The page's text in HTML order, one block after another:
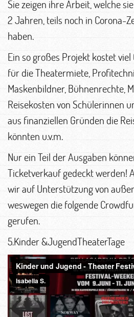
Sie zeigen ihre Arbeit, welche
2 Jahren, teils noch in Corona-
haben.
Ein so großes Projekt kostet
für die Theatermiete,
Maskenbildner, Bühnenrechte,
Reisekosten von Schülerinnen
aus finanziellen Gründen die
könnten u.v.m.
Nur ein Teil der Ausgaben
Ticketverkauf gedeckt werden!
wir auf Unterstützung von
weswegen die folgende
gerufen.
5.Kinder &JugendTheaterTage